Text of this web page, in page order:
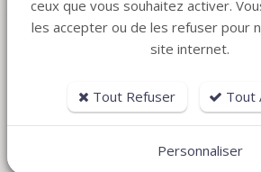
ceux que vous souhaitez activer.
les accepter ou de les refuser pour
site internet.
Tout Refuser Tout
Personnaliser